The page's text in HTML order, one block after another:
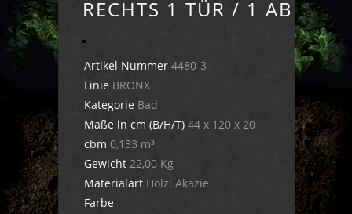
RECHTS 1 TÜR / 1 ABLAGE
Artikel Nummer 4480-3
Linie BRONX
Kategorie Bad
Maße in cm (B/H/T) 44 x 120 x 20
cbm 0,133 m³
Gewicht 22,00 Kg
Materialart Holz: Akazie
Farbe